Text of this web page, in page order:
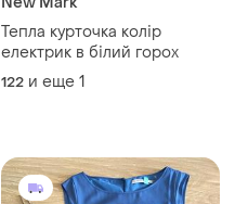
Тепла курточка колір
електрик в білий горох
122 и еще 1